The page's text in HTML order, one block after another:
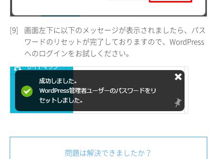
[9]
画面左下に以下のメッセージが表示されましたら、パス
ワードのリセットが完了しておりますので、WordPress
へのログインをお試しください。
問題は解決できましたか？